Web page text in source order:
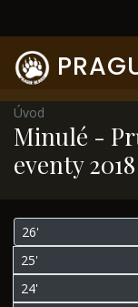
Úvod
Minulé -
eventy 2018
26'
25'
24'